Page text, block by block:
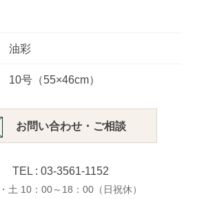
油彩
10号（55×46cm）
お問い合わせ・ご相談
TEL : 03-3561-1152
土 10：00～18：00（日祝休）